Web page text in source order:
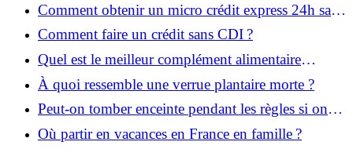
Comment obtenir un micro crédit express 24h sans
justificatif ?
Comment faire un crédit sans CDI ?
Quel est le meilleur complément alimentaire
cheveux efficace ? Notre avis dans cet article
À quoi ressemble une verrue plantaire morte ?
Peut-on tomber enceinte pendant les règles si on
prend la pilule ?
Où partir en vacances en France en famille ?